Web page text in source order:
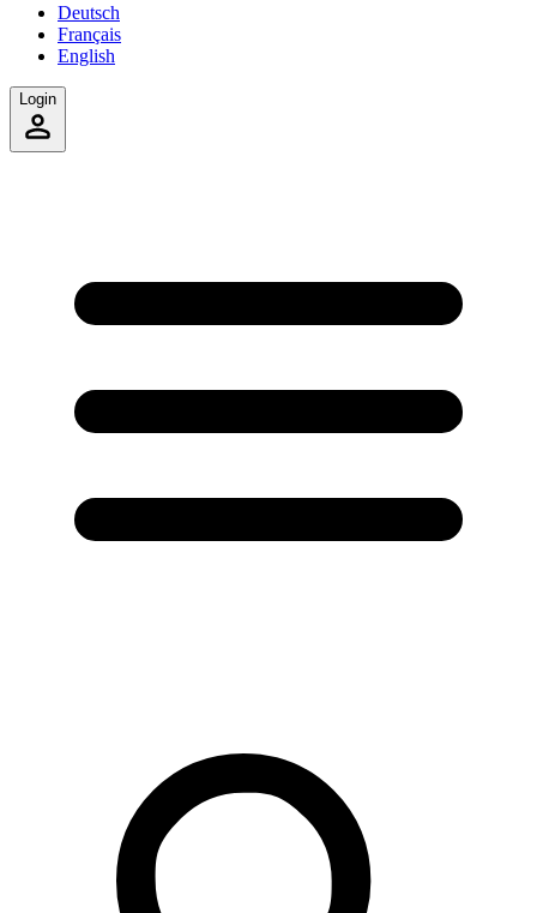
Deutsch
Français
English
Login